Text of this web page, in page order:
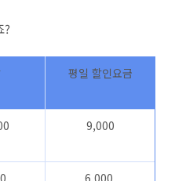
?
평일 할인요금
9,000
6,000